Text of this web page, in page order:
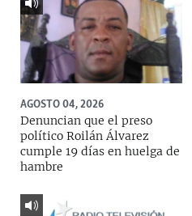
AGOSTO 04, 2026
Denuncian que el preso
político Roilán Álvarez
cumple 19 días en huelga de
hambre